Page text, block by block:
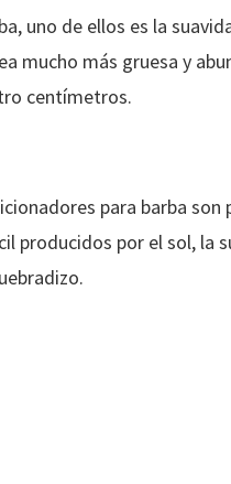
uno de ellos es la
mucho más gruesa y
centímetros.
para barba son
producidos por el sol, la